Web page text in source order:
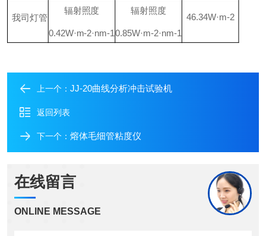
我司灯管
辐射照度
0.42W·m-2·nm-1
辐射照度
0.85W·m-2·nm-1
46.34W·m-2
上一个： JJ-20曲线分析冲击试验机
返回列表
下一个： 熔体毛细管粘度仪
在线留言
ONLINE MESSAGE